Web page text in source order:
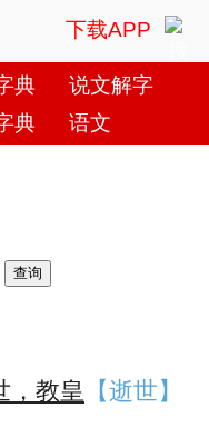
下载APP
典
说文解字
典 语文
，教皇 【逝世】